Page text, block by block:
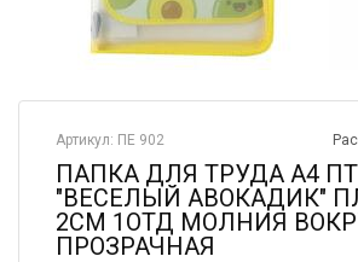
Артикул: ПЕ 902
ПАПКА ДЛЯ ТРУДА А4
"ВЕСЕЛЫЙ АВОКАДИК"
2СМ 1ОТД МОЛНИЯ
ПРОЗРАЧНАЯ